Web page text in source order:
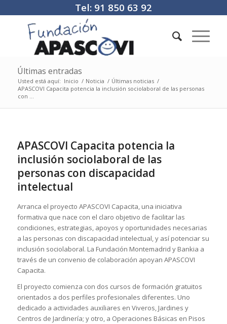
Tel: 91 850 63 92
Últimas entradas
Usted está aquí: Inicio / Noticia / Últimas noticias /
APASCOVI Capacita potencia la inclusión sociolaboral de las personas
con ...
APASCOVI Capacita potencia la
inclusión sociolaboral de las
personas con discapacidad
intelectual
Arranca el proyecto APASCOVI Capacita, una iniciativa
formativa que nace con el claro objetivo de facilitar las
condiciones, estrategias, apoyos y oportunidades necesarias
a las personas con discapacidad intelectual, y así potenciar su
inclusión sociolaboral. La Fundación Montemadrid y Bankia a
través de un convenio de colaboración apoyan APASCOVI
Capacita.
El proyecto comienza con dos cursos de formación gratuitos
orientados a dos perfiles profesionales diferentes. Uno
dedicado a actividades auxiliares en Viveros, Jardines y
Centros de Jardinería; y otro, a Operaciones Básicas en Pisos